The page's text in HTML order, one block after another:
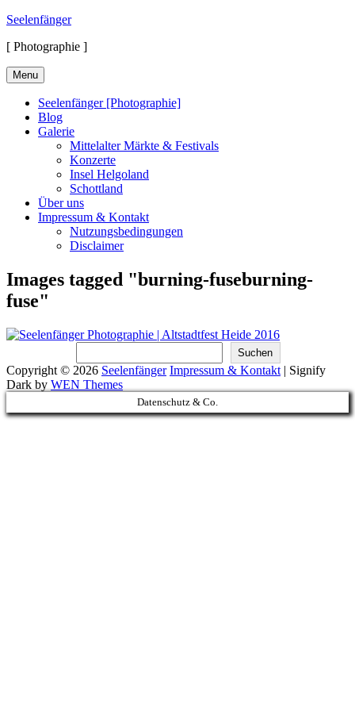
Skip
content
Seelenfänger
[ Photographie ]
Menu
Seelenfänger [Photographie]
Blog
Galerie
Mittelalter Märkte & Festivals
Konzerte
Insel Helgoland
Schottland
Über uns
Impressum & Kontakt
Nutzungsbedingungen
Disclaimer
Images tagged "burning-fuseburning-
fuse"
Suchen
Copyright © 2026 Seelenfänger Impressum & Kontakt | Signify
Dark by WEN Themes
Scroll
Up
Datenschutz & Co.